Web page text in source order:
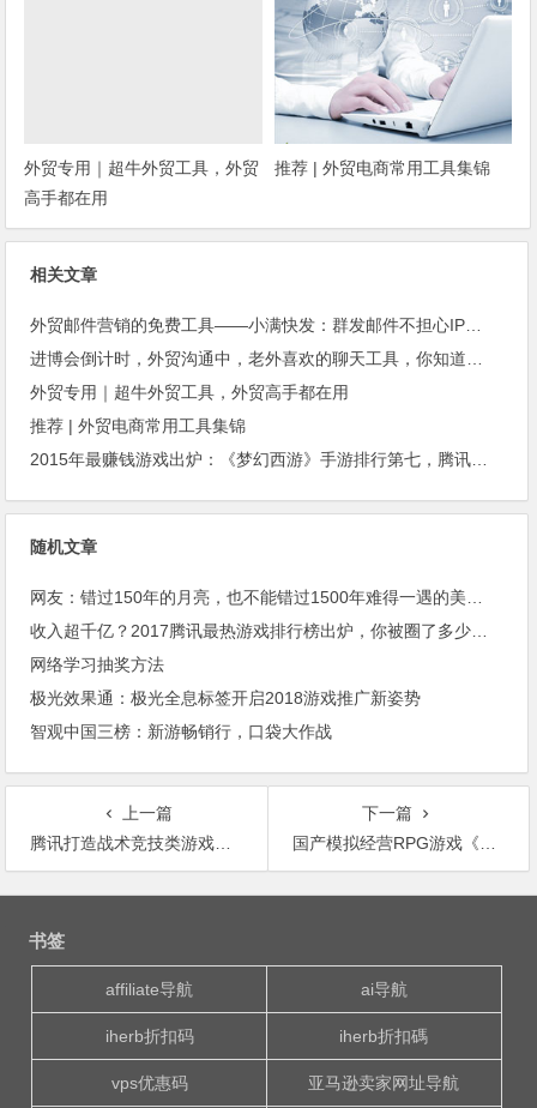
外贸专用｜超牛外贸工具，外贸
高手都在用
推荐 | 外贸电商常用工具集锦
相关文章
外贸邮件营销的免费工具——小满快发：群发邮件不担心IP被封
进博会倒计时，外贸沟通中，老外喜欢的聊天工具，你知道几种？
外贸专用｜超牛外贸工具，外贸高手都在用
推荐 | 外贸电商常用工具集锦
2015年最赚钱游戏出炉：《梦幻西游》手游排行第七，腾讯总收入进前三
随机文章
网友：错过150年的月亮，也不能错过1500年难得一遇的美眉！
收入超千亿？2017腾讯最热游戏排行榜出炉，你被圈了多少钱？
网络学习抽奖方法
极光效果通：极光全息标签开启2018游戏推广新姿势
智观中国三榜：新游畅销行，口袋大作战
上一篇
腾讯打造战术竞技类游戏生态的意图，打造游戏产业带动引擎
下一篇
国产模拟经营RPG游戏《波西亚时光》正式登陆STEAM抢先预览版
文
书签
affiliate导航 ai导航
iherb折扣码 iherb折扣碼
vps优惠码 亚马逊卖家网址导航